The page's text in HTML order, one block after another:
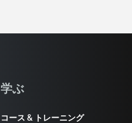
学ぶ
コース & トレーニング